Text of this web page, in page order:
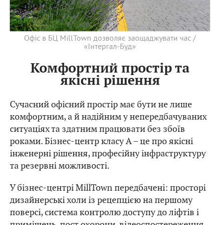
Офіс в БЦ MillTown дозволяє заощаджувати час /
Комфортний простір та
Сучасний офісний простір має бути не лише
комфортним, а й надійним у непередбачуваних
ситуаціях та здатним працювати без збоїв
роками. Бізнес-центр класу А – це про якісні
інженерні рішення, професійну інфраструктуру
У бізнес-центрі MillTown передбачені: просторі
дизайнерські холи із рецепцією на першому